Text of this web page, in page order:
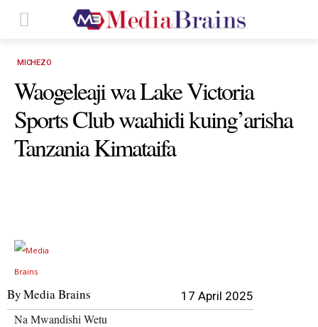
MICHEZO
Waogeleaji wa Lake Victoria
Sports Club waahidi kuing’arisha
Tanzania Kimataifa
ByMedia Brains 17 April 2025
Na Mwandishi Wetu